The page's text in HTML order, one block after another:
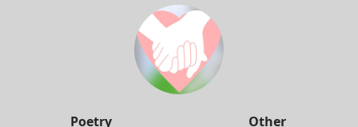
Poetry Other